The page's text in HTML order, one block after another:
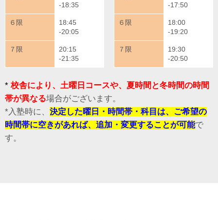
-18:35
６限
18:45
-20:05
７限
20:15
-21:35
-17:50
６限
18:00
-19:20
７限
19:30
-20:50
* 校舎により、土曜日コースや、夏時間と冬時間の時間
帯が異なる場合がございます。
*入塾時に、 決定した曜日・時間帯・科目は、ご希望の
時間帯に空きがあれば、追加・変更することが可能で
す。